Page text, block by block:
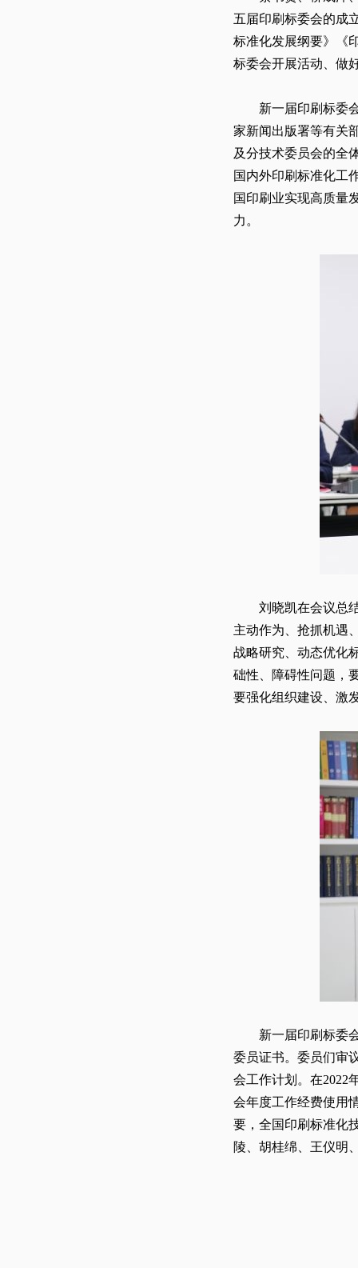
五届印刷标委会的成
标准化发展纲要》《
标委会开展活动、做
新一届印刷标委
家新闻出版署等有关
及分技术委员会的全
国内外印刷标准化工
国印刷业实现高质量
力。
刘晓凯在会议总
主动作为、抢抓机遇
战略研究、动态优化
础性、障碍性问题，
要强化组织建设、激
新一届印刷标委
委员证书。委员们审
会工作计划。在2022
会年度工作经费使用
要，全国印刷标准化
陵、胡桂绵、王仪明